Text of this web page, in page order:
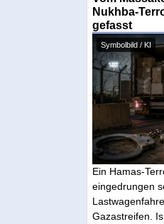
Nukhba-
gefasst
Symbolbild / KI
Ein Hamas-
eingedrungen
Gazastreifen.